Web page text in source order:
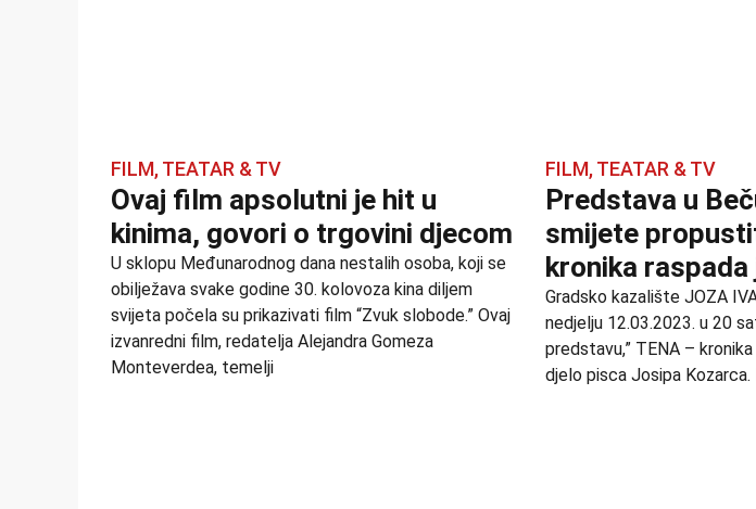
FILM, TEATAR & TV
Ovaj film apsolutni je hit u
kinima, govori o trgovini djecom
U sklopu Međunarodnog dana nestalih osoba, koji se
obilježava svake godine 30. kolovoza kina diljem
svijeta počela su prikazivati film “Zvuk slobode.” Ovaj
izvanredni film, redatelja Alejandra Gomeza
Monteverdea, temelji
FILM, TEATAR & TV
Predstava u
smijete
kronika raspada
Gradsko kazalište JOZA
nedjelju 12.03.2023. u 20
predstavu,” TENA –
djelo pisca Josipa